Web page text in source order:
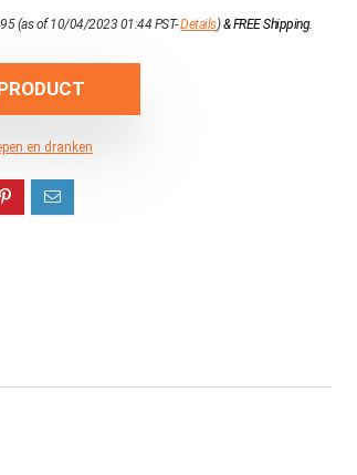
(as of 10/04/2023 01:44 PST-Details)&FREE Shipping.
en dranken